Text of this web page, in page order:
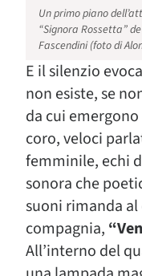
Un primo piano
“Signora Rossetta”
Fascendini (foto di
E il silenzio
non esiste, se
da cui
coro, veloci
femminile, echi
sonora che
suoni rimanda
compagnia,
All’interno del